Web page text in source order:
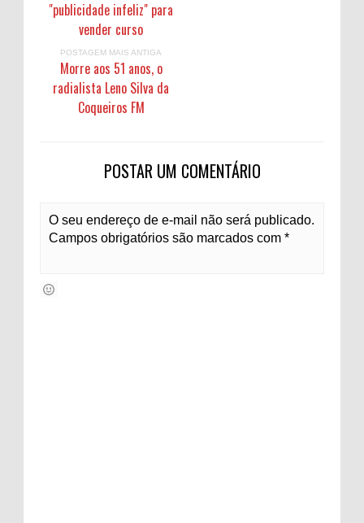
"publicidade infeliz" para
vender curso
POSTAGEM MAIS ANTIGA
Morre aos 51 anos, o
radialista Leno Silva da
Coqueiros FM
POSTAR UM COMENTÁRIO
O seu endereço de e-mail não será publicado.
Campos obrigatórios são marcados com *